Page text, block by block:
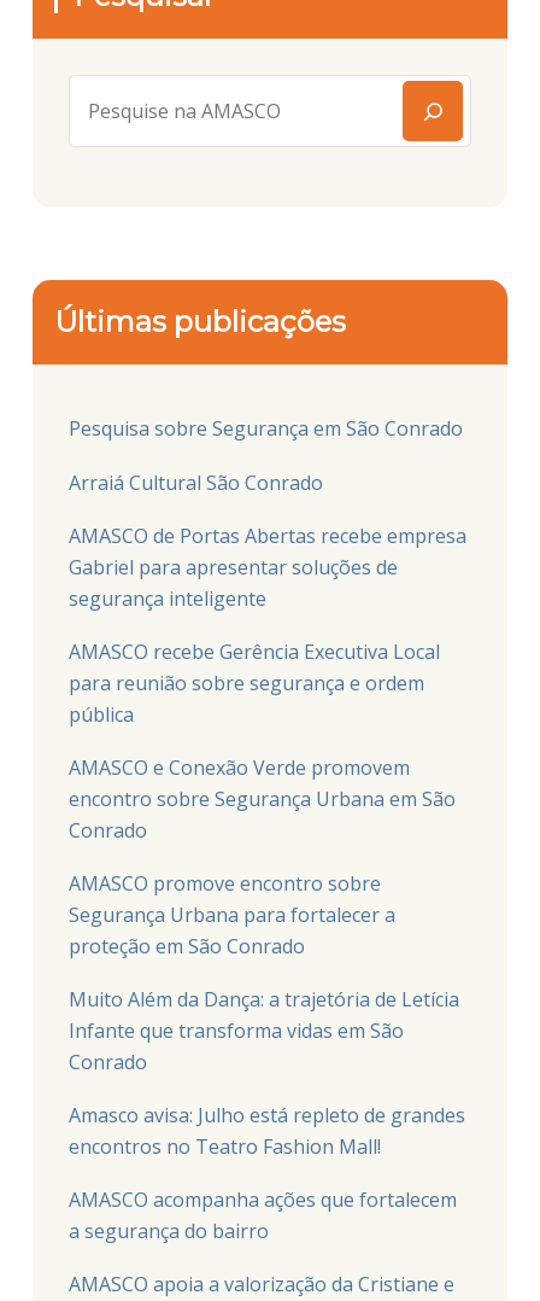
Últimas publicações
Pesquisa sobre Segurança em São Conrado
Arraiá Cultural São Conrado
AMASCO de Portas Abertas recebe empresa
Gabriel para apresentar soluções de
segurança inteligente
AMASCO recebe Gerência Executiva Local
para reunião sobre segurança e ordem
pública
AMASCO e Conexão Verde promovem
encontro sobre Segurança Urbana em São
Conrado
AMASCO promove encontro sobre
Segurança Urbana para fortalecer a
proteção em São Conrado
Muito Além da Dança: a trajetória de Letícia
Infante que transforma vidas em São
Conrado
Amasco avisa: Julho está repleto de grandes
encontros no Teatro Fashion Mall!
AMASCO acompanha ações que fortalecem
a segurança do bairro
AMASCO apoia a valorização da Cristiane e